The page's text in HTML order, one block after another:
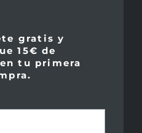
gratis y
15€ de
tu primera